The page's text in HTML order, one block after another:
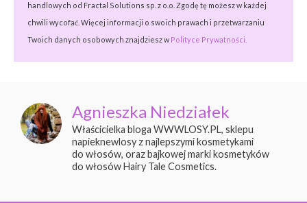
handlowych od Fractal Solutions sp. z o.o. Zgodę tę możesz w każdej
chwili wycofać. Więcej informacji o swoich prawach i przetwarzaniu
Twoich danych osobowych znajdziesz w Polityce Prywatności.
Agnieszka Niedziałek
Właścicielka bloga WWWLOSY.PL, sklepu
napieknewlosy z najlepszymi kosmetykami
do włosów, oraz bajkowej marki kosmetyków
do włosów Hairy Tale Cosmetics.